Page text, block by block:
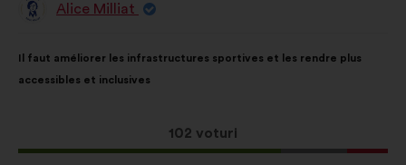
PropunereAlice Milliat
propunerii:
Il faut améliorer les infrastructures sportives et les rendre plus
accessibles et inclusives
Această
propunere
102 voturi
următoarea
distribuire: